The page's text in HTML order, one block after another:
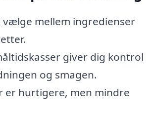
vælge mellem ingredienser
giver dig kontrol
og smagen.
hurtigere, men mindre